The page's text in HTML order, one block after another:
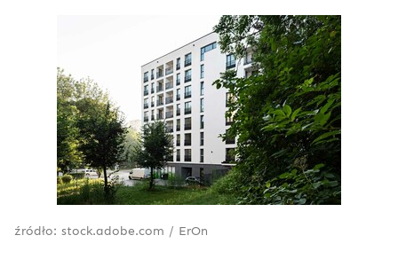
źródło: stock.adobe.com / ErOn